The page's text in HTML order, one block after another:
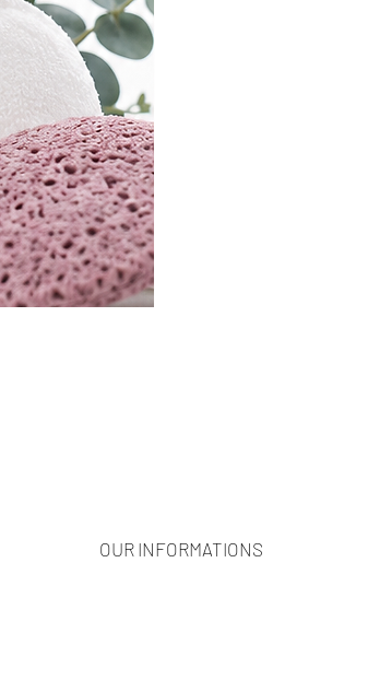
OUR INFORMATIONS